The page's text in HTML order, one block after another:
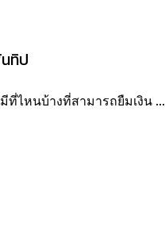
ทิป
ไหนบ้างที่สามารถยืมเงิน ...